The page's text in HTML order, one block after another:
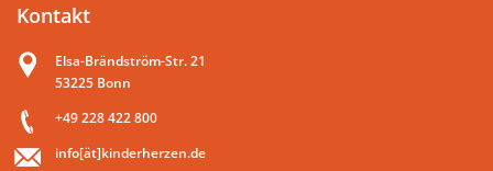
Kontakt
Elsa-Brändström-Str. 21
53225 Bonn
+49 228 422 800
info[ät]kinderherzen.de